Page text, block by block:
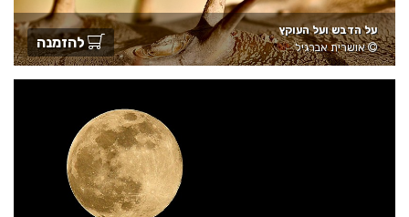
על הדבש ועל העוקץ
אושרית אברגיל
להזמנה